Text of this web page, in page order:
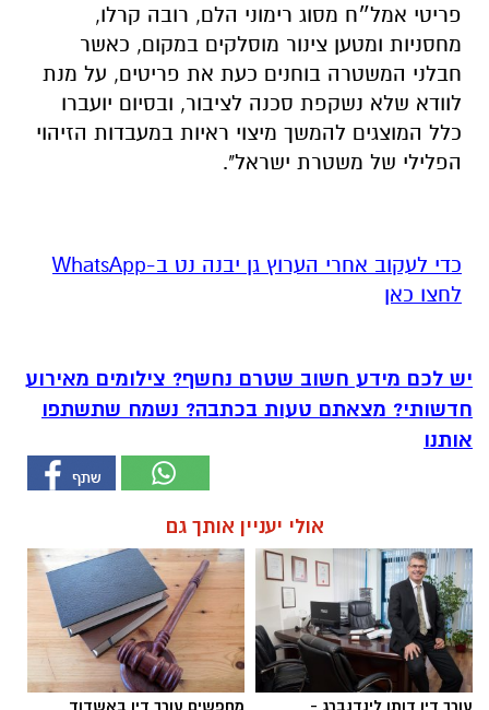
פריטי אמל״ח מסוג רימוני הלם, רובה קרלו,
מחסניות ומטען צינור מוסלקים במקום, כאשר
חבלני המשטרה בוחנים כעת את פריטים, על מנת
לוודא שלא נשקפת סכנה לציבור, ובסיום יועברו
כלל המוצגים להמשך מיצוי ראיות במעבדות הזיהוי
הפלילי של משטרת ישראל".
‏כדי לעקוב אחרי הערוץ גן יבנה נט ב-WhatsApp
לחצו כאן
יש לכם מידע חשוב שטרם נחשף? צילומים מאירוע
חדשותי? מצאתם טעות בכתבה? נשמח שתשתפו
אותנו
אולי יעניין אותך גם
עורך דין דותן לינדנברג - מחפשים עורך דין באשדוד